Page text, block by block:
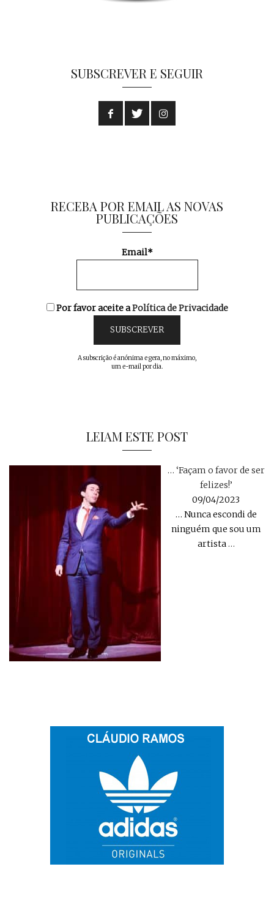
SUBSCREVER E SEGUIR
RECEBA POR EMAIL AS NOVAS
PUBLICAÇÕES
Email*
Por favor aceite aPolítica de Privacidade
A subscrição é anónima e gera, no máximo,
um e-mail por dia.
LEIAM ESTE POST
… ‘Façam o favor de ser
felizes!’
09/04/2023
… Nunca escondi de
ninguém que sou um
artista…